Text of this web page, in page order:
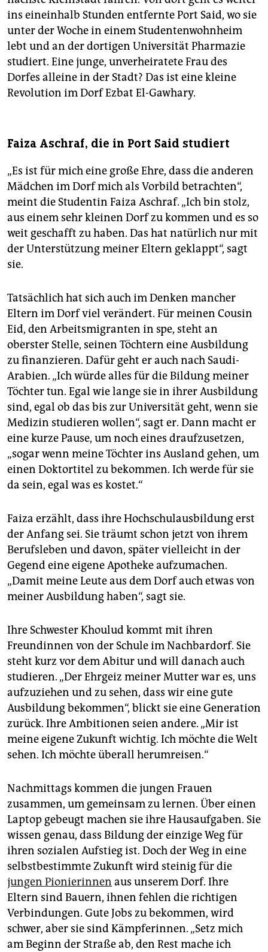
ins eineinhalb Stunden entfernte Port Said, wo sie
unter der Woche in einem Studentenwohnheim
lebt und an der dortigen Universität Pharmazie
studiert. Eine junge, unverheiratete Frau des
Dorfes alleine in der Stadt? Das ist eine kleine
Revolution im Dorf Ezbat El-Gawhary.
Faiza Aschraf, die in Port Said studiert
„Es ist für mich eine große Ehre, dass die anderen
Mädchen im Dorf mich als Vorbild betrachten“,
meint die Studentin Faiza Aschraf. „Ich bin stolz,
aus einem sehr kleinen Dorf zu kommen und es so
weit geschafft zu haben. Das hat natürlich nur mit
der Unterstützung meiner Eltern geklappt“, sagt
sie.
Tatsächlich hat sich auch im Denken mancher
Eltern im Dorf viel verändert. Für meinen Cousin
Eid, den Arbeitsmigranten in spe, steht an
oberster Stelle, seinen Töchtern eine Ausbildung
zu finanzieren. Dafür geht er auch nach Saudi-
Arabien. „Ich würde alles für die Bildung meiner
Töchter tun. Egal wie lange sie in ihrer Ausbildung
sind, egal ob das bis zur Universität geht, wenn sie
Medizin studieren wollen“, sagt er. Dann macht er
eine kurze Pause, um noch eines draufzusetzen,
„sogar wenn meine Töchter ins Ausland gehen, um
einen Doktortitel zu bekommen. Ich werde für sie
da sein, egal was es kostet.“
Faiza erzählt, dass ihre Hochschulausbildung erst
der Anfang sei. Sie träumt schon jetzt von ihrem
Berufsleben und davon, später vielleicht in der
Gegend eine eigene Apotheke aufzumachen.
„Damit meine Leute aus dem Dorf auch etwas von
meiner Ausbildung haben“, sagt sie.
Ihre Schwester Khoulud kommt mit ihren
Freundinnen von der Schule im Nachbardorf. Sie
steht kurz vor dem Abitur und will danach auch
studieren. „Der Ehrgeiz meiner Mutter war es, uns
aufzuziehen und zu sehen, dass wir eine gute
Ausbildung bekommen“, blickt sie eine Generation
zurück. Ihre Ambitionen seien andere. „Mir ist
meine eigene Zukunft wichtig. Ich möchte die Welt
sehen. Ich möchte überall herumreisen.“
Nachmittags kommen die jungen Frauen
zusammen, um gemeinsam zu lernen. Über einen
Laptop gebeugt machen sie ihre Hausaufgaben. Sie
wissen genau, dass Bildung der einzige Weg für
ihren sozialen Aufstieg ist. Doch der Weg in eine
selbstbestimmte Zukunft wird steinig für die
jungen Pionierinnen aus unserem Dorf. Ihre
Eltern sind Bauern, ihnen fehlen die richtigen
Verbindungen. Gute Jobs zu bekommen, wird
schwer, aber sie sind Kämpferinnen. „Setz mich
am Beginn der Straße ab, den Rest mache ich